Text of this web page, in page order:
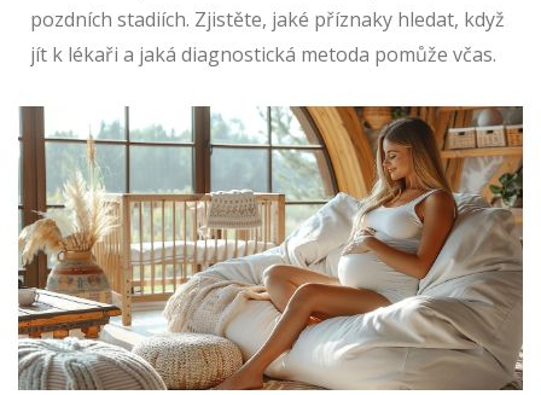
pozdních stadiích. Zjistěte, jaké příznaky hledat, když
jít k lékaři a jaká diagnostická metoda pomůže včas.